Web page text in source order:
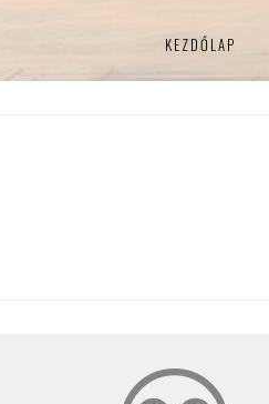
KEZDŐLAP